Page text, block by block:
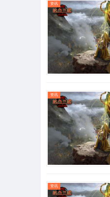
资讯
资讯
资讯